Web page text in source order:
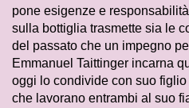
pone esigenze e
sulla bottiglia trasmette sia le
del passato che un impegno
Emmanuel Taittinger incarna
oggi lo condivide con suo
che lavorano entrambi al suo